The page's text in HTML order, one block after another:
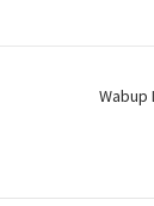
Wabup